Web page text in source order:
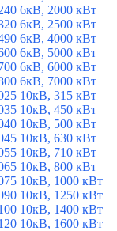
6кВ, 2000 кВт
6кВ, 2500 кВт
6кВ, 4000 кВт
6кВ, 5000 кВт
6кВ, 6000 кВт
6кВ, 7000 кВт
10кВ, 315 кВт
10кВ, 450 кВт
10кВ, 500 кВт
10кВ, 630 кВт
10кВ, 710 кВт
10кВ, 800 кВт
10кВ, 1000 кВт
10кВ, 1250 кВт
10кВ, 1400 кВт
10кВ, 1600 кВт